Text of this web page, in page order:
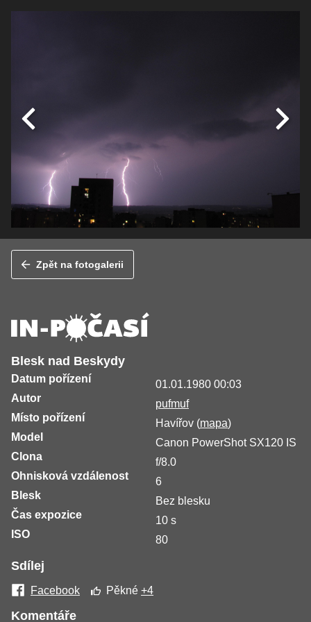
Zpět na fotogalerii
Blesk nad Beskydy
Datum pořízení
01.01.1980 00:03
Autor
pufmuf
Místo pořízení
Havířov (mapa)
Model
Canon PowerShot SX120 IS
Clona
f/8.0
Ohnisková vzdálenost
6
Blesk
Bez blesku
Čas expozice
10 s
ISO
80
Sdílej
Facebook Pěkné+4
Komentáře